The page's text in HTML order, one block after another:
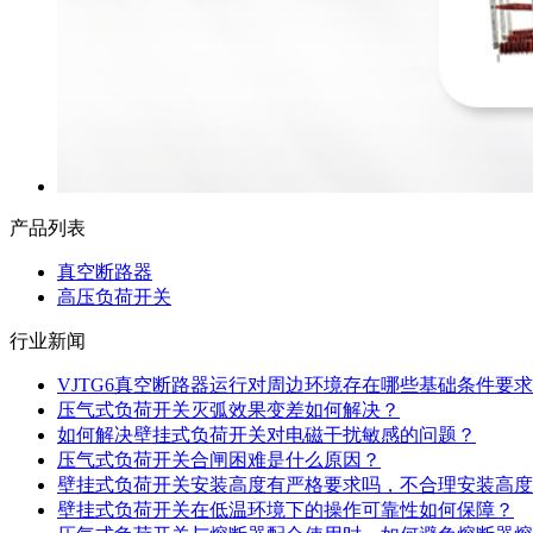
产品列表
真空断路器
高压负荷开关
行业新闻
VJTG6真空断路器运行对周边环境存在哪些基础条件要求
压气式负荷开关灭弧效果变差如何解决？
如何解决壁挂式负荷开关对电磁干扰敏感的问题？
压气式负荷开关合闸困难是什么原因？
壁挂式负荷开关安装高度有严格要求吗，不合理安装高
壁挂式负荷开关在低温环境下的操作可靠性如何保障？